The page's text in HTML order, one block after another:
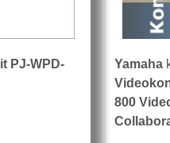
PJ-WPD-
Drahtloses Streaming
Yamaha
800